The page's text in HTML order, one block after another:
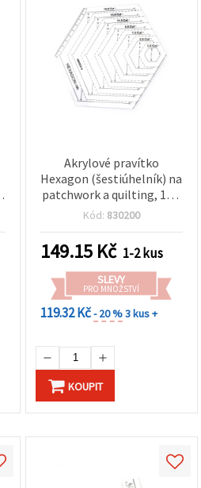
Akrylové pravítko
Hexagon (šestiúhelník) na
patchwork a quilting, 18 ×
15,5 cm, MHEX14
Kód: 830200
149.15 Kč 1-2 kus
SLEVY
PRO MNOŽSTVÍ
119.32 Kč- 20 %3 kus +
KOUPIT